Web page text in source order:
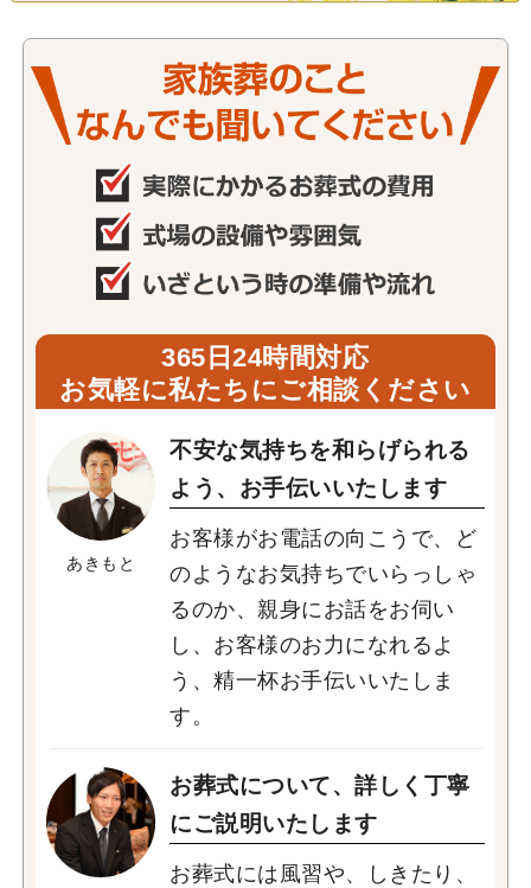
365日24時間対応
お気軽に私たちにご相談ください
あきもと
不安な気持ちを和らげられる
よう、お手伝いいたします
お客様がお電話の向こうで、ど
のようなお気持ちでいらっしゃ
るのか、親身にお話をお伺い
し、お客様のお力になれるよ
う、精一杯お手伝いいたしま
す。
お葬式について、詳しく丁寧
にご説明いたします
お葬式には風習や、しきたり、